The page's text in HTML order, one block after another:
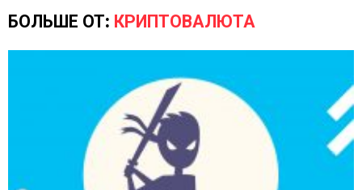
БОЛЬШЕ ОТ: КРИПТОВАЛЮТА